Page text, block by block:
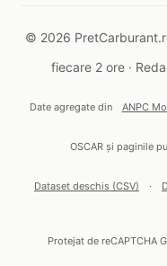
© 2026
fiecare 2 ore ·
Date agregate din ANPC
OSCAR și paginile
Dataset deschis (CSV) ·
Protejat de reCAPTCHA